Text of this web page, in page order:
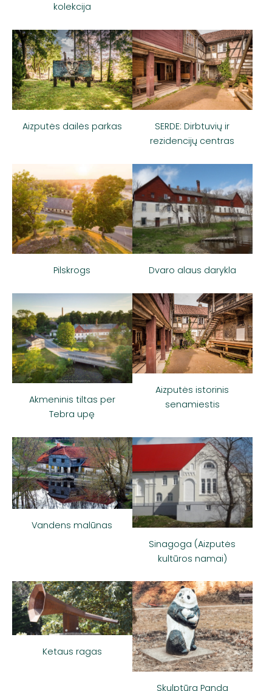
kolekcija
Aizputės dailės parkas
SERDE: Dirbtuvių ir
rezidencijų centras
Pilskrogs Dvaro alaus darykla
Akmeninis tiltas per
Tebra upę
Aizputės istorinis
senamiestis
Vandens malūnas
Sinagoga (Aizputės
kultūros namai)
Ketaus ragas
Skulptūra Panda